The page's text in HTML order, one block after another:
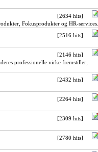
[2634 hits]
Fokusprodukter og HR-services.
[2516 hits]
[2146 hits]
professionelle virke fremstiller,
[2432 hits]
[2264 hits]
[2309 hits]
[2780 hits]